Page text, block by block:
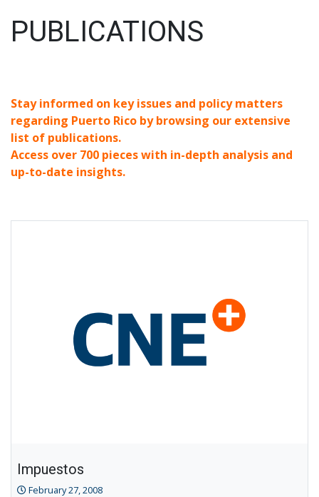
Publications
PUBLICATIONS
Stay informed on key issues and policy matters
regarding Puerto Rico by browsing our extensive
list of publications.
Access over 700 pieces with in-depth analysis and
up-to-date insights.
Impuestos
February 27, 2008